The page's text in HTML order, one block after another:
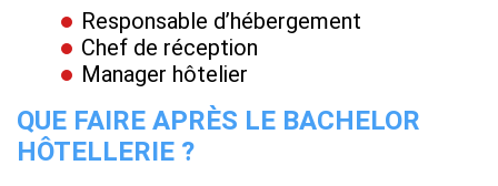
Responsable d’hébergement
Chef de réception
Manager hôtelier
QUE FAIRE APRÈS LE BACHELOR
HÔTELLERIE ?